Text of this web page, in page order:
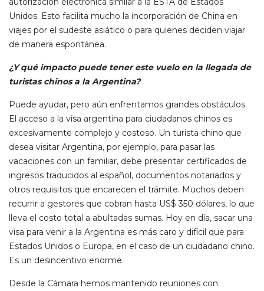
Unidos. Esto facilita mucho la incorporación de China en
viajes por el sudeste asiático o para quienes deciden viajar
de manera espontánea.
¿Y qué impacto puede tener este vuelo en la llegada de
turistas chinos a la Argentina?
Puede ayudar, pero aún enfrentamos grandes obstáculos.
El acceso a la visa argentina para ciudadanos chinos es
excesivamente complejo y costoso. Un turista chino que
desea visitar Argentina, por ejemplo, para pasar las
vacaciones con un familiar, debe presentar certificados de
ingresos traducidos al español, documentos notariados y
otros requisitos que encarecen el trámite. Muchos deben
recurrir a gestores que cobran hasta US$ 350 dólares, lo que
lleva el costo total a abultadas sumas. Hoy en día, sacar una
visa para venir a la Argentina es más caro y difícil que para
Estados Unidos o Europa, en el caso de un ciudadano chino.
Es un desincentivo enorme.
Desde la Cámara hemos mantenido reuniones con